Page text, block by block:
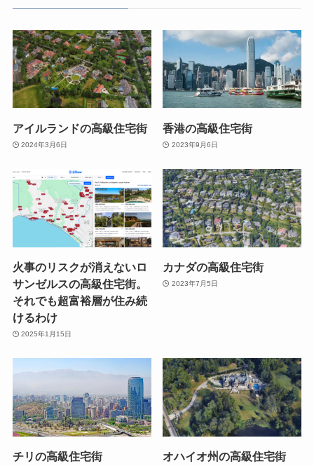
アイルランドの高級住宅街
2024年3月6日
香港の高級住宅街
2023年9月6日
火事のリスクが消えないロ
サンゼルスの高級住宅街。
それでも超富裕層が住み続
けるわけ
2025年1月15日
カナダの高級住宅街
2023年7月5日
チリの高級住宅街 オハイオ州の高級住宅街